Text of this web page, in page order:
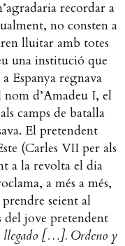
recordar a
no consten a
lluitar amb totes
una institució que
Espanya regnava
d’Amadeu I, el
camps de batalla
El pretendent
(Carles VII per als
a la revolta el dia
a més a més,
seient al
del jove pretendent
llegado […]. Ordeno y